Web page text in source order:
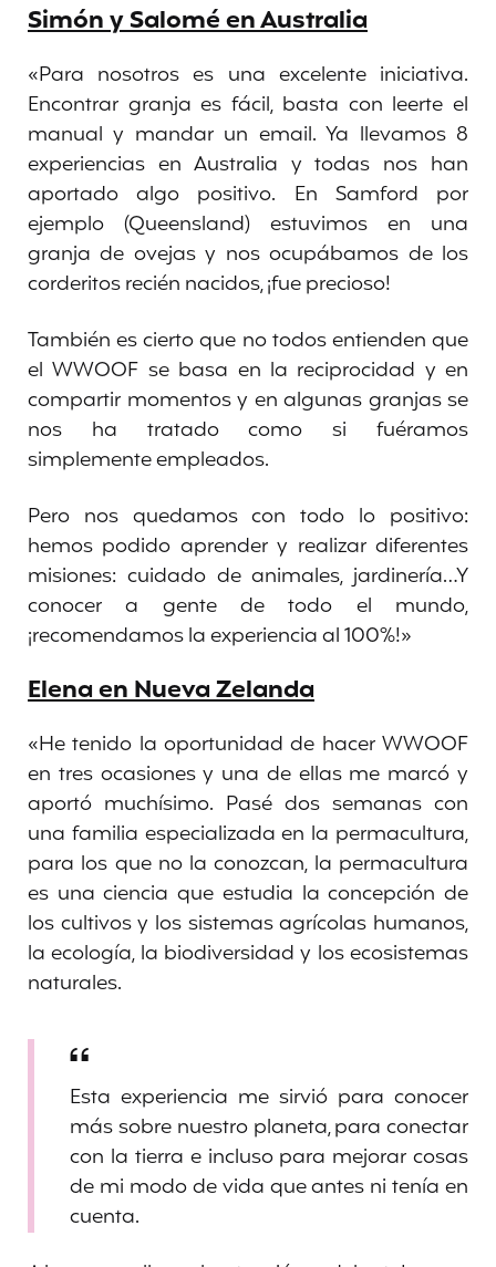
Simón y Salomé en Australia
«Para nosotros es una excelente iniciativa.
Encontrar granja es fácil, basta con leerte el
manual y mandar un email. Ya llevamos 8
experiencias en Australia y todas nos han
aportado algo positivo. En Samford por
ejemplo (Queensland) estuvimos en una
granja de ovejas y nos ocupábamos de los
corderitos recién nacidos, ¡fue precioso!
También es cierto que no todos entienden que
el WWOOF se basa en la reciprocidad y en
compartir momentos y en algunas granjas se
nos ha tratado como si fuéramos
simplemente empleados.
Pero nos quedamos con todo lo positivo:
hemos podido aprender y realizar diferentes
misiones: cuidado de animales, jardinería…Y
conocer a gente de todo el mundo,
¡recomendamos la experiencia al 100%!»
Elena en Nueva Zelanda
«He tenido la oportunidad de hacer WWOOF
en tres ocasiones y una de ellas me marcó y
aportó muchísimo. Pasé dos semanas con
una familia especializada en la permacultura,
para los que no la conozcan, la permacultura
es una ciencia que estudia la concepción de
los cultivos y los sistemas agrícolas humanos,
la ecología, la biodiversidad y los ecosistemas
naturales.
Esta experiencia me sirvió para conocer
más sobre nuestro planeta, para conectar
con la tierra e incluso para mejorar cosas
de mi modo de vida que antes ni tenía en
cuenta.